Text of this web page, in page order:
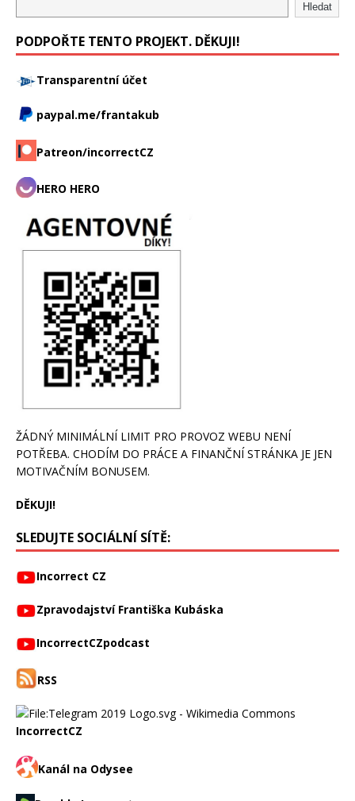
Hledat
PODPOŘTE TENTO PROJEKT. DĚKUJI!
Transparentní účet
paypal.me/frantakub
Patreon/incorrectCZ
HERO HERO
ŽÁDNÝ MINIMÁLNÍ LIMIT PRO PROVOZ WEBU NENÍ
POTŘEBA. CHODÍM DO PRÁCE A FINANČNÍ STRÁNKA JE JEN
MOTIVAČNÍM BONUSEM.
DĚKUJI!
SLEDUJTE SOCIÁLNÍ SÍTĚ:
Incorrect CZ
Zpravodajství Františka Kubáska
IncorrectCZpodcast
RSS
IncorrectCZ
Kanál na Odysee